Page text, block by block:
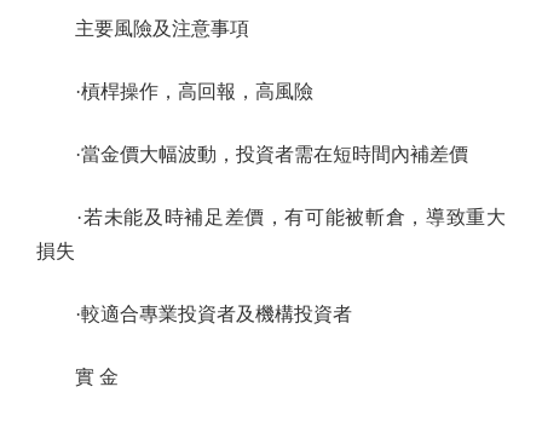
主要風險及注意事項
·槓桿操作，高回報，高風險
·當金價大幅波動，投資者需在短時間內補差價
·若未能及時補足差價，有可能被斬倉，導致重大
損失
·較適合專業投資者及機構投資者
實 金